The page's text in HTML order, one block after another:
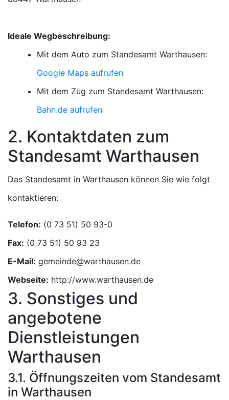
Ideale Wegbeschreibung:
Mit dem Auto zum Standesamt Warthausen:
Google Maps aufrufen
Mit dem Zug zum Standesamt Warthausen:
Bahn.de aufrufen
2. Kontaktdaten zum
Standesamt Warthausen
Das Standesamt in Warthausen können Sie wie folgt
kontaktieren:
Telefon:
Fax:
E-Mail:
Webseite: http://www.warthausen.de
3. Sonstiges und
angebotene
Dienstleistungen
Warthausen
3.1. Öffnungszeiten vom Standesamt
in Warthausen